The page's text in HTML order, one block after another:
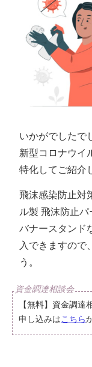
いかがでしたで
新型コロナウイ
特化してご紹介
飛沫感染防止対
ル製 飛沫防止
バナースタンド
入できますので
う。
【無料】資金調
申し込みはこちら